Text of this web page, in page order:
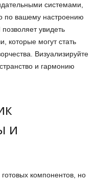
системами,
по вашему настроению
увидеть
которые могут стать
Визуализируйте
и гармонию
и
компонентов, но